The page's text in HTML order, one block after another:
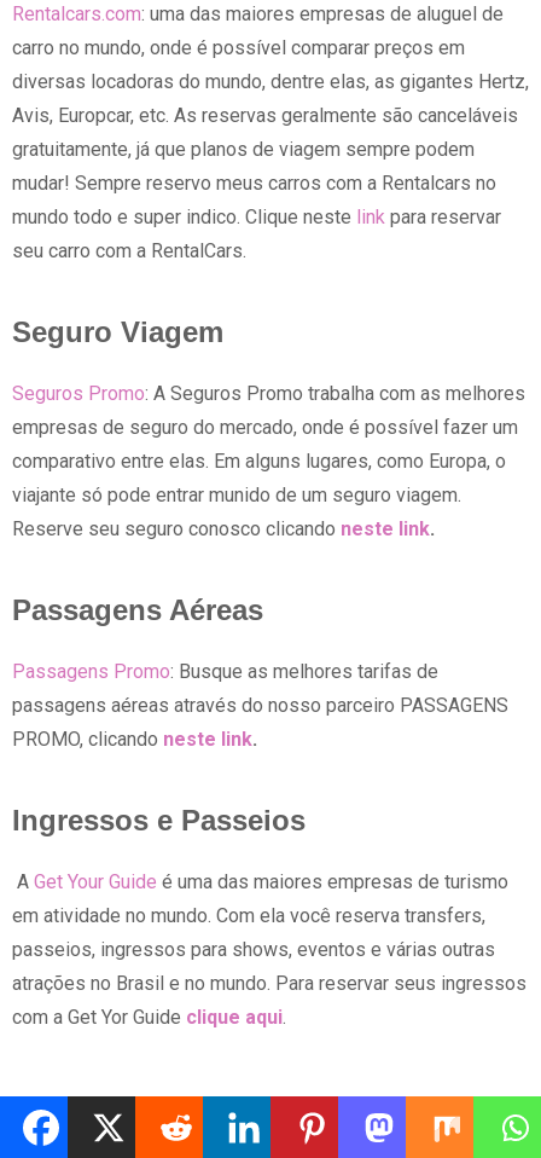
Rentalcars.com: uma das maiores empresas de aluguel de
carro no mundo, onde é possível comparar preços em
diversas locadoras do mundo, dentre elas, as gigantes Hertz,
Avis, Europcar, etc. As reservas geralmente são canceláveis
gratuitamente, já que planos de viagem sempre podem
mudar! Sempre reservo meus carros com a Rentalcars no
mundo todo e super indico. Clique neste link para reservar
seu carro com a RentalCars.
Seguro Viagem
Seguros Promo: A Seguros Promo trabalha com as melhores
empresas de seguro do mercado, onde é possível fazer um
comparativo entre elas. Em alguns lugares, como Europa, o
viajante só pode entrar munido de um seguro viagem.
Reserve seu seguro conosco clicando neste link.
Passagens Aéreas
Passagens Promo: Busque as melhores tarifas de
passagens aéreas através do nosso parceiro PASSAGENS
PROMO, clicando neste link.
Ingressos e Passeios
A Get Your Guide é uma das maiores empresas de turismo
em atividade no mundo. Com ela você reserva transfers,
passeios, ingressos para shows, eventos e várias outras
atrações no Brasil e no mundo. Para reservar seus ingressos
com a Get Yor Guide clique aqui.